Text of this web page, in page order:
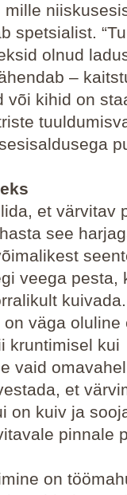
spetsialist.
olnud
–
või kihid on
et värvitav
see
veega pesta,
kuivada.
väga oluline
kruntimisel kui
vaid
et
on kuiv ja
pinnale
on